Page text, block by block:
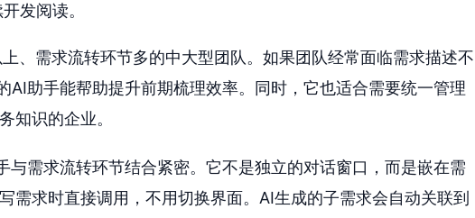
发阅读。
、需求流转环节多的中大型团队。如果团队经常面临需求描述不
AI助手能帮助提升前期梳理效率。同时，它也适合需要统一管理
知识的企业。
与需求流转环节结合紧密。它不是独立的对话窗口，而是嵌在需
需求时直接调用，不用切换界面。AI生成的子需求会自动关联到